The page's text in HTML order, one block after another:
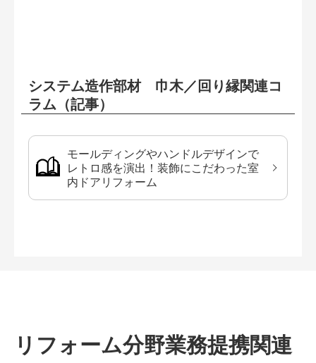
システム造作部材 巾木／回り縁関連コ
ラム（記事）
モールディングやハンドルデザインで
レトロ感を演出！装飾にこだわった室
内ドアリフォーム
リフォーム分野業務提携関連